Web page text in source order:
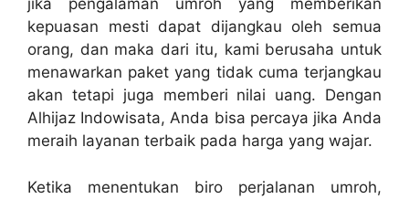
jika pengalaman umroh yang memberikan
kepuasan mesti dapat dijangkau oleh semua
orang, dan maka dari itu, kami berusaha untuk
menawarkan paket yang tidak cuma terjangkau
akan tetapi juga memberi nilai uang. Dengan
Alhijaz Indowisata, Anda bisa percaya jika Anda
meraih layanan terbaik pada harga yang wajar.
Ketika menentukan biro perjalanan umroh,